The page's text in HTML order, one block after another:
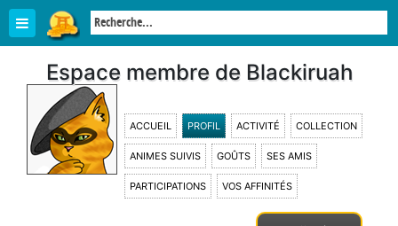
Espace membre de Blackiruah
ACCUEIL PROFIL ACTIVITÉ COLLECTION
ANIMES SUIVIS GOÛTS SES AMIS
PARTICIPATIONS VOS AFFINITÉS